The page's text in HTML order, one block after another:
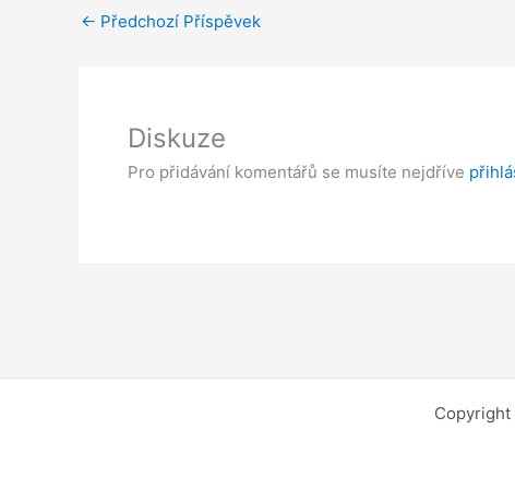
← Předchozí Příspěvek
Diskuze
Pro přidávání komentářů se musíte nejdříve